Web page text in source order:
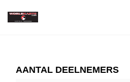
AANTAL DEELNEMERS